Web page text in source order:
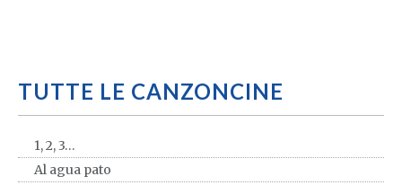
TUTTE LE CANZONCINE
1, 2, 3…
Al agua pato